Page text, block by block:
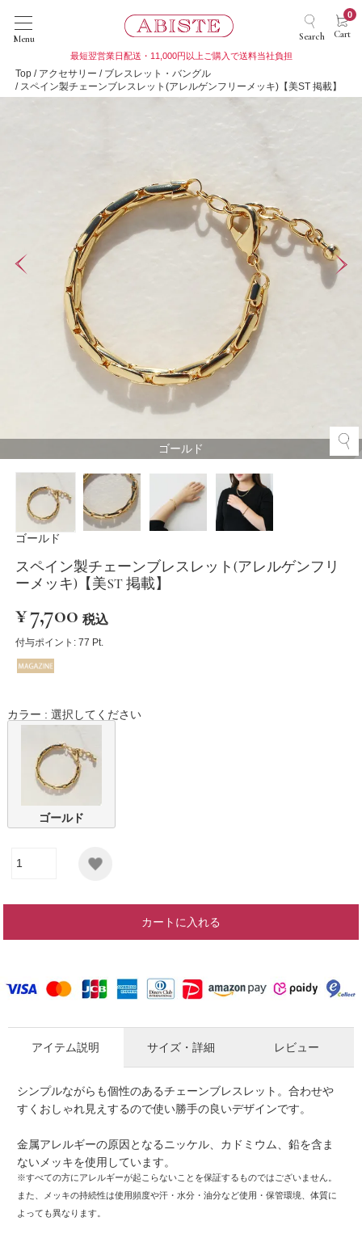
Menu Search Cart
0
最短翌営業日配送・11,000円以上ご購入で送料当社負担
Top アクセサリー
ブレスレット・バングル
スペイン製チェーンブレスレット(アレルゲンフリーメッキ)【美ST 掲載】
ゴールド
ゴールド
スペイン製チェーンブレスレット(アレルゲンフリ
ーメッキ)【美ST 掲載】
¥7,700 税込
付与ポイント: 77 Pt.
カラー 選択してください
ゴールド
カートに入れる
アイテム説明
シンプルながらも個性のあるチェーンブレスレット。合わせや
すくおしゃれ見えするので使い勝手の良いデザインです。
金属アレルギーの原因となるニッケル、カドミウム、鉛を含ま
ないメッキを使用しています。
※すべての方にアレルギーが起こらないことを保証するものではございません。
また、メッキの持続性は使用頻度や汗・水分・油分など使用・保管環境、体質に
よっても異なります。
サイズ・詳細 レビュー